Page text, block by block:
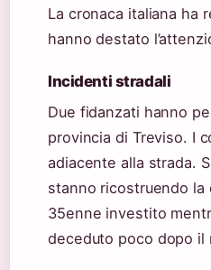
La cronaca italiana ha
hanno destato
Incidenti stradali
Due fidanzati hanno
provincia di Treviso. I
adiacente alla strada.
stanno ricostruendo
35enne investito
deceduto poco dopo il